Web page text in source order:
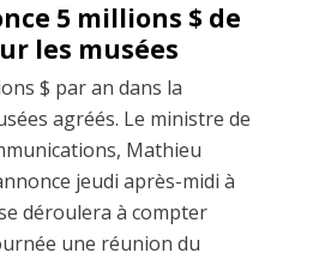
5 millions $ de
les musées
$ par an dans la
agréés. Le ministre de
Mathieu
jeudi après-midi à
déroulera à compter
une réunion du